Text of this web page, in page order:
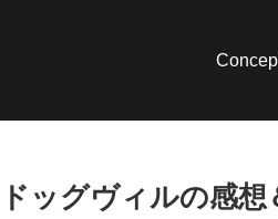
ッグヴィルの感想